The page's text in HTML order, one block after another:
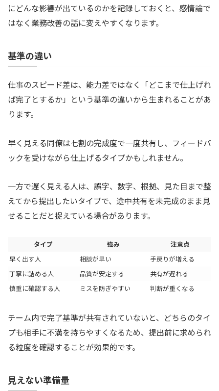
にどんな影響が出ているのかを記録しておくと、感情論で
はなく業務改善の話に変えやすくなります。
基準の違い
仕事のスピード差は、能力差ではなく「どこまで仕上げれ
ば完了とするか」という基準の違いから生まれることがあ
ります。
早く見える同僚は七割の完成度で一度共有し、フィードバ
ックを受けながら仕上げるタイプかもしれません。
一方で遅く見える人は、誤字、数字、根拠、見た目まで整
えてから提出したいタイプで、途中共有を未完成のまま見
せることだと捉えている場合があります。
タイプ 強み
注意点
早く出す人
相談が早い
手戻りが増える
丁寧に詰める人
品質が安定する
共有が遅れる
慎重に確認する人
ミスを防ぎやすい 判断が重くなる
チーム内で完了基準が共有されていないと、どちらのタイ
プも相手に不満を持ちやすくなるため、提出前に求められ
る粒度を確認することが効果的です。
見えない準備量